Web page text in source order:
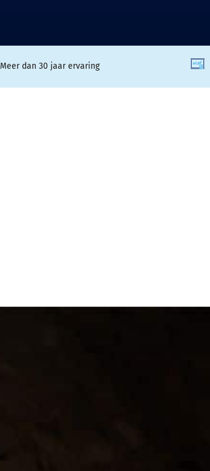
Meer dan 30 jaar ervaring